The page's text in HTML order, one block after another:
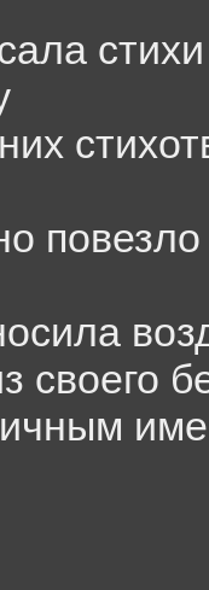
повезло
своего